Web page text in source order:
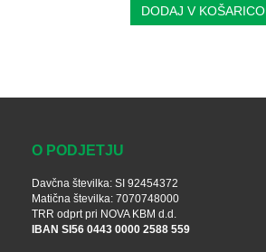
DODAJ V KOŠARICO
O PODJETJU
Davčna številka: SI 92454372
Matična številka: 7070748000
TRR odprt pri NOVA KBM d.d.
IBAN SI56 0443 0000 2588 559